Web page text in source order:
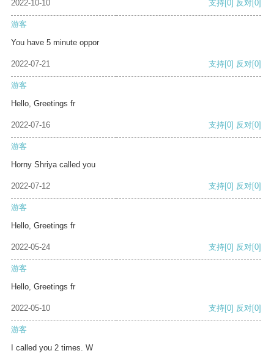
2022-10-10 支持[0] 反对[0]
游客
You have 5 minute oppor
2022-07-21 支持[0] 反对[0]
游客
Hello, Greetings fr
2022-07-16 支持[0] 反对[0]
游客
Horny Shriya called you
2022-07-12 支持[0] 反对[0]
游客
Hello, Greetings fr
2022-05-24 支持[0] 反对[0]
游客
Hello, Greetings fr
2022-05-10 支持[0] 反对[0]
游客
I called you 2 times. W